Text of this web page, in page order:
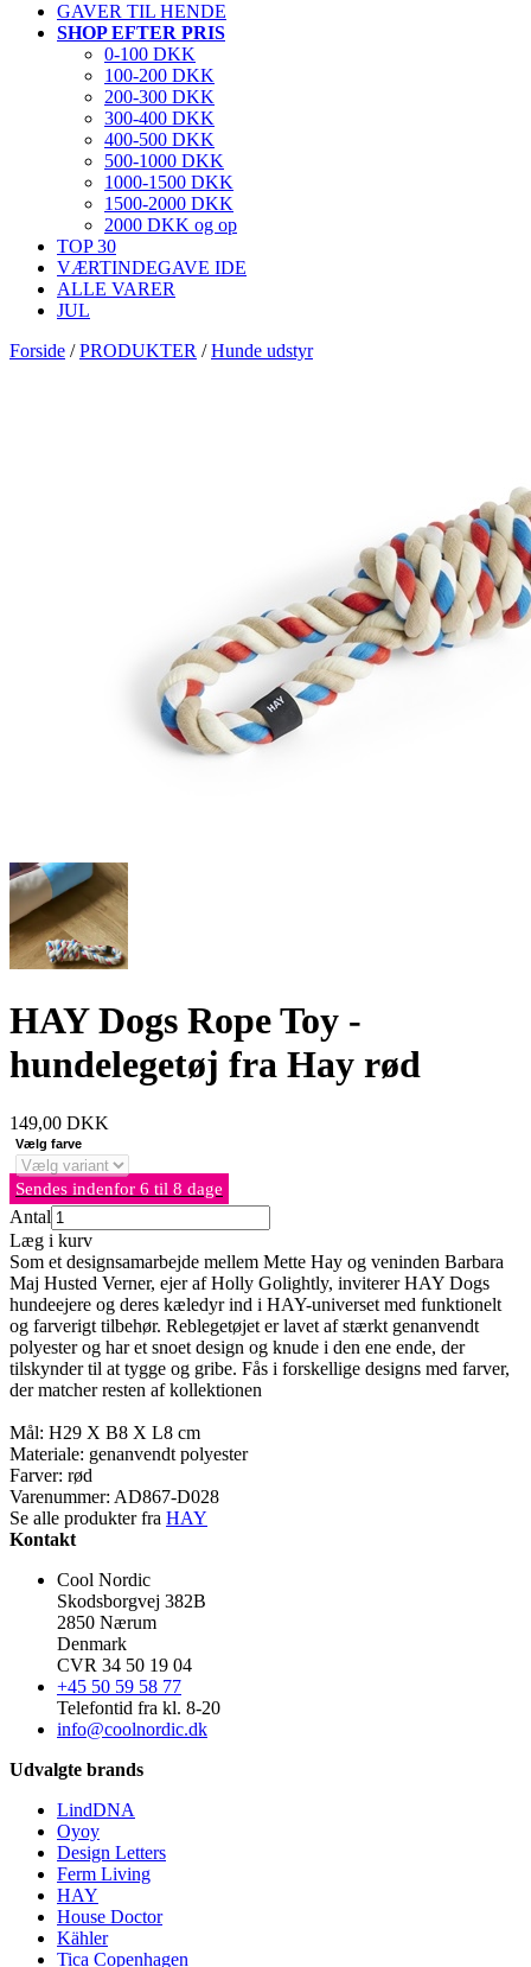
GAVER TIL HENDE
SHOP EFTER PRIS
0-100 DKK
100-200 DKK
200-300 DKK
300-400 DKK
400-500 DKK
500-1000 DKK
1000-1500 DKK
1500-2000 DKK
2000 DKK og op
TOP 30
VÆRTINDEGAVE IDE
ALLE VARER
JUL
Forside /PRODUKTER /Hunde udstyr
HAY Dogs Rope Toy -
hundelegetøj fra Hay rød
149,00 DKK
Vælg farve
Sendes indenfor 6 til 8 dage
Antal
Læg i kurv
Som et designsamarbejde mellem Mette Hay og veninden Barbara
Maj Husted Verner, ejer af Holly Golightly, inviterer HAY Dogs
hundeejere og deres kæledyr ind i HAY-universet med funktionelt
og farverigt tilbehør. Reblegetøjet er lavet af stærkt genanvendt
polyester og har et snoet design og knude i den ene ende, der
tilskynder til at tygge og gribe. Fås i forskellige designs med farver,
der matcher resten af kollektionen
Mål: H29 X B8 X L8 cm
Materiale: genanvendt polyester
Farver: rød
Varenummer: AD867-D028
Se alle produkter fra HAY
Kontakt
Cool Nordic
Skodsborgvej 382B
2850 Nærum
Denmark
CVR 34 50 19 04
+45 50 59 58 77
Telefontid fra kl. 8-20
info@coolnordic.dk
Udvalgte brands
LindDNA
Oyoy
Design Letters
Ferm Living
HAY
House Doctor
Kähler
Tica Copenhagen